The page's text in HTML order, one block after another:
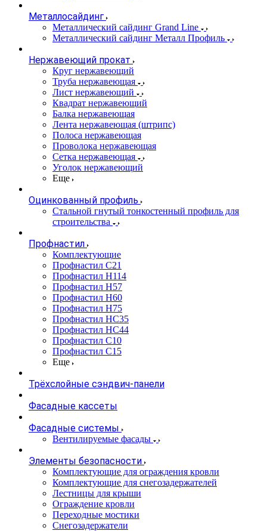
Металлосайдинг
Металлический сайдинг Grand Line
Металлический сайдинг Металл Профиль
Нержавеющий прокат
Круг нержавеющий
Труба нержавеющая
Лист нержавеющий
Квадрат нержавеющий
Балка нержавеющая
Лента нержавеющая (штрипс)
Полоса нержавеющая
Проволока нержавеющая
Сетка нержавеющая
Уголок нержавеющий
Еще
Оцинкованный профиль
Стальной гнутый тонкостенный профиль для
строительства
Профнастил
Комплектующие
Профнастил C21
Профнастил Н114
Профнастил Н57
Профнастил Н60
Профнастил Н75
Профнастил НС35
Профнастил НС44
Профнастил С10
Профнастил С15
Еще
Трёхслойные сэндвич-панели
Фасадные кассеты
Фасадные системы
Вентилируемые фасады
Элементы безопасности
Комплектующие для ограждения кровли
Комплектующие для снегозадержателей
Лестницы для крыши
Ограждение кровли
Переходные мостики
Снегозадержатели